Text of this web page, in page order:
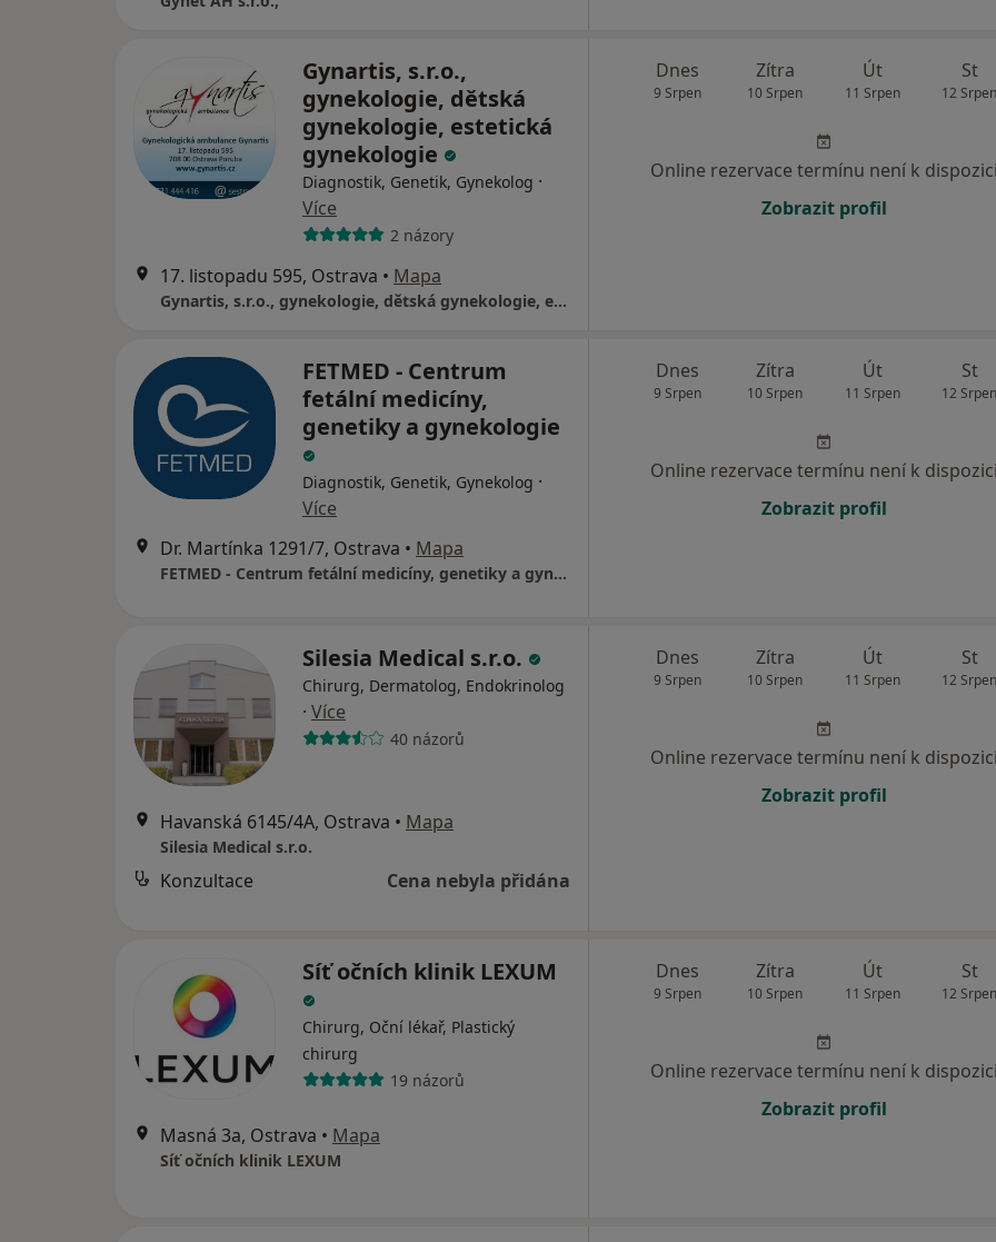
Gynartis, s.r.o.,
gynekologie, dětská
gynekologie, estetická
gynekologie
Diagnostik, Genetik, Gynekolog ·
Více
2 názory
17. listopadu 595, Ostrava • Mapa
Gynartis, s.r.o., gynekologie, dětská gynekologie, estetická gynekologie
Dnes
9 Srpen
Zítra
10 Srpen
Út
11 Srpen
St
12 Srpen
Online rezervace termínu není k dispozici
Zobrazit profil
FETMED - Centrum
fetální medicíny,
genetiky a gynekologie
Diagnostik, Genetik, Gynekolog ·
Více
Dr. Martínka 1291/7, Ostrava • Mapa
FETMED - Centrum fetální medicíny, genetiky a gynekologie
Dnes
9 Srpen
Zítra
10 Srpen
Út
11 Srpen
St
12 Srpen
Online rezervace termínu není k dispozici
Zobrazit profil
Silesia Medical s.r.o.
Chirurg, Dermatolog, Endokrinolog
· Více
40 názorů
Havanská 6145/4A, Ostrava • Mapa
Silesia Medical s.r.o.
Konzultace Cena nebyla přidána
Dnes
9 Srpen
Zítra
10 Srpen
Út
11 Srpen
St
12 Srpen
Online rezervace termínu není k dispozici
Zobrazit profil
Síť očních klinik LEXUM
Chirurg, Oční lékař, Plastický
chirurg
19 názorů
Masná 3a, Ostrava • Mapa
Síť očních klinik LEXUM
Dnes
9 Srpen
Zítra
10 Srpen
Út
11 Srpen
St
12 Srpen
Online rezervace termínu není k dispozici
Zobrazit profil